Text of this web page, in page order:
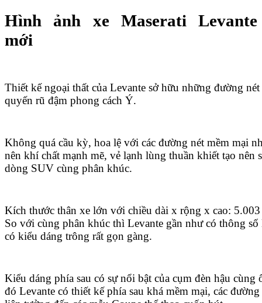
Hình ảnh xe Maserati Levante
mới
Thiết kế ngoại thất của Levante sở hữu những đường
quyến rũ đậm phong cách Ý.
Không quá cầu kỳ, hoa lệ với các đường nét mềm mại
nên khí chất mạnh mẽ, vẻ lạnh lùng thuần khiết tạo nên
dòng SUV cùng phân khúc.
Kích thước thân xe lớn với chiều dài x rộng x cao:
So với cùng phân khúc thì Levante gần như có thông
có kiểu dáng trông rất gọn gàng.
Kiểu dáng phía sau có sự nổi bật của cụm đèn hậu
đó Levante có thiết kế phía sau khá mềm mại, các